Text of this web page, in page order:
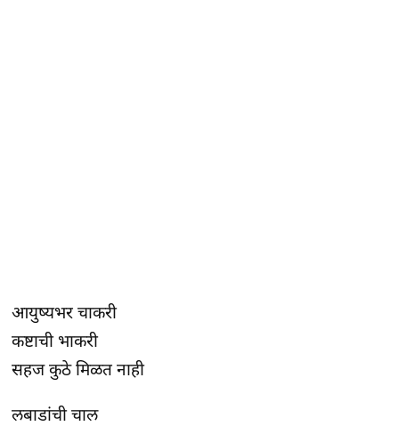
आयुष्यभर चाकरी
कष्टाची भाकरी
सहज कुठे मिळत नाही
लबाडांची चाल